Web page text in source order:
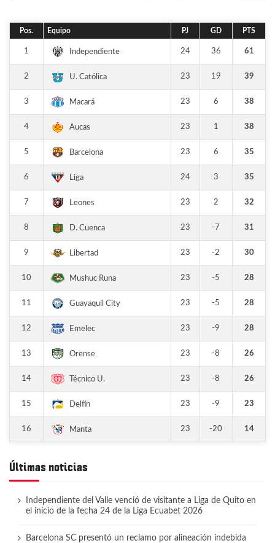
Pos. Equipo PJ GD PTS
1 Independiente 24 36 61
2 U. Católica 23 19 39
3 Macará 23 6 38
4 Aucas 23 1 38
5 Barcelona 23 6 35
6 Liga 24 3 35
7 Leones 23 2 32
8 D. Cuenca 23 -7 31
9 Libertad 23 -2 30
10 Mushuc Runa 23 -5 28
11 Guayaquil City 23 -5 28
12 Emelec 23 -9 28
13 Orense 23 -8 26
14 Técnico U. 23 -8 26
15 Delfín 23 -9 23
16 Manta 23 -20 14
Últimas noticias
Independiente del Valle venció de visitante a Liga de Quito en
el inicio de la fecha 24 de la Liga Ecuabet 2026
Barcelona SC presentó un reclamo por alineación indebida